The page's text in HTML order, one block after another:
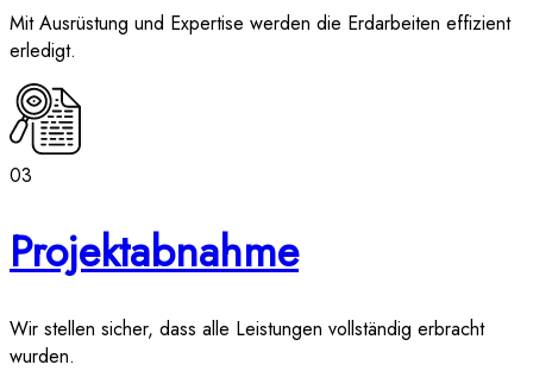
Mit Ausrüstung und Expertise werden die Erdarbeiten effizient
erledigt.
03
Projektabnahme
Wir stellen sicher, dass alle Leistungen vollständig erbracht
wurden.